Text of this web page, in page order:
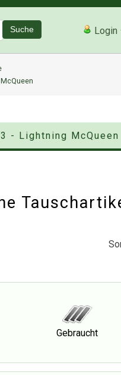
Suche Login
- Lightning McQueen
Gebraucht